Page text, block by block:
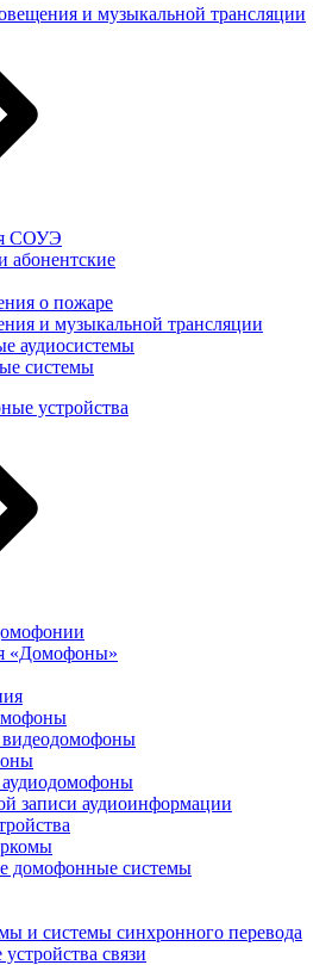
и музыкальной трансляции
СОУЭ
абонентские
о пожаре
и музыкальной трансляции
аудиосистемы
системы
устройства
«Домофоны»
записи аудиоинформации
домофонные системы
и системы синхронного перевода
связи